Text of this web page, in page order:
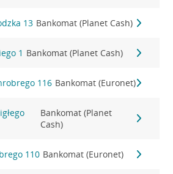
13 Bankomat (Planet Cash)
1 Bankomat (Planet Cash)
116 Bankomat (Euronet)
Bankomat (Planet
Cash)
110 Bankomat (Euronet)